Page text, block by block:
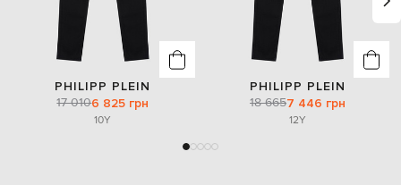
PHILIPP PLEIN
17 0106 825 грн
10Y
PHILIPP PLEIN
18 6657 446 грн
12Y